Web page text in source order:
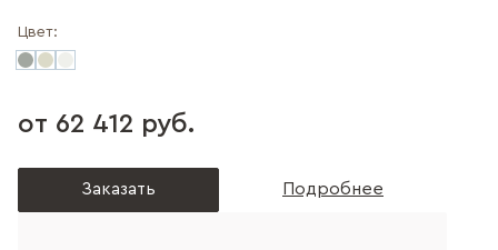
Цвет:
от 62 412 руб.
Заказать Подробнее